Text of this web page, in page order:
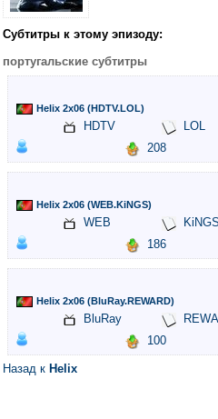
Субтитры к этому эпизоду:
португальские субтитры
Helix 2x06 (HDTV.LOL)
HDTV LOL
208
Helix 2x06 (WEB.KiNGS)
WEB KiNGS
186
Helix 2x06 (BluRay.REWARD)
BluRay
100
Назад к Helix